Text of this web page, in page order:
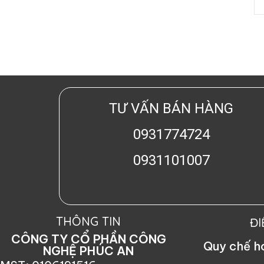
TƯ VẤN BÁN HÀNG
0931774724
0931101007
THÔNG TIN
CÔNG TY CỔ PHẦN CÔNG
NGHỆ PHÚC AN
Quy chế